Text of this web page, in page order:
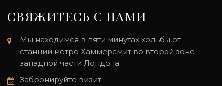
СВЯЖИТЕСЬ С НАМИ
Мы находимся в пяти минутах ходьбы от
станции метро Хаммерсмит во второй зоне
западной части Лондона
Забронируйте визит